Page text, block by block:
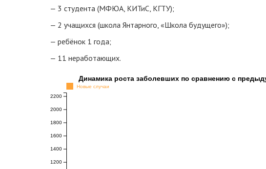
— 3 студента (МФЮА, КИТиС, КГТУ);
— 2 учащихся (школа Янтарного, «Школа будущего»);
— ребёнок 1 года;
— 11 неработающих.